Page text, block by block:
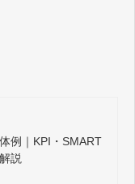
例｜KPI・SMART
説